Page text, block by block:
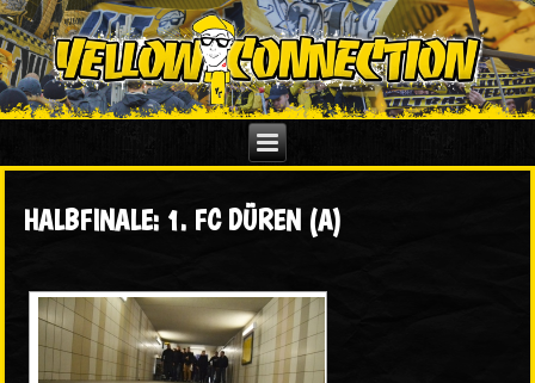
HALBFINALE: 1. FC DÜREN (A)